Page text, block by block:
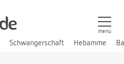
Schwangerschaft Hebamme
menü